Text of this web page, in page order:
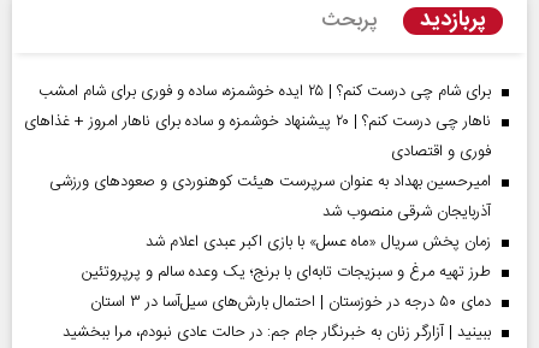
پربازدید پربحث
برای شام چی درست کنم؟ | ۲۵ ایده خوشمزه، ساده و فوری برای شام امشب
ناهار چی درست کنم؟ | ۲۰ پیشنهاد خوشمزه و ساده برای ناهار امروز + غذاهای
فوری و اقتصادی
امیرحسین بهداد به عنوان سرپرست هیئت کوهنوردی و صعودهای ورزشی
آذربایجان شرقی منصوب شد
زمان پخش سریال «ماه عسل» با بازی اکبر عبدی اعلام شد
طرز تهیه مرغ و سبزیجات تابه‌ای با برنج؛ یک وعده سالم و پرپروتئین
دمای ۵۰ درجه در خوزستان | احتمال بارش‌های سیل‌آسا در ۳ استان
ببینید | آزارگر زنان به خبرنگار جام جم: در حالت عادی نبودم، مرا ببخشید